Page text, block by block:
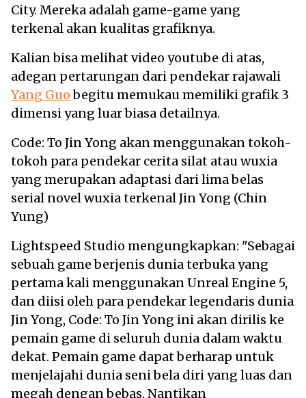
City. Mereka adalah game-game yang
terkenal akan kualitas grafiknya.
Kalian bisa melihat video youtube di atas,
adegan pertarungan dari pendekar rajawali
Yang Guobegitu memukau memiliki grafik 3
dimensi yang luar biasa detailnya.
Code: To Jin Yong akan menggunakan tokoh-
tokoh para pendekar cerita silat atau wuxia
yang merupakan adaptasi dari lima belas
serial novel wuxia terkenal Jin Yong (Chin
Yung)
Lightspeed Studio mengungkapkan: "Sebagai
sebuah game berjenis dunia terbuka yang
pertama kali menggunakan Unreal Engine 5,
dan diisi oleh para pendekar legendaris dunia
Jin Yong, Code: To Jin Yong ini akan dirilis ke
pemain game di seluruh dunia dalam waktu
dekat. Pemain game dapat berharap untuk
menjelajahi dunia seni bela diri yang luas dan
megah dengan bebas. Nantikan